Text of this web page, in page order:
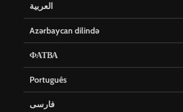
العربية
Azərbaycan dilində
ФАТВА
Português
فارسی